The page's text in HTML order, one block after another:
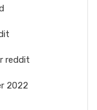
reddit
2022